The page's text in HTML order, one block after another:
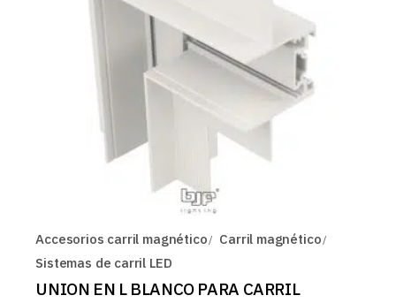
Accesorios carril magnético
Carril magnético
Sistemas de carril LED
UNION EN L BLANCO PARA CARRIL